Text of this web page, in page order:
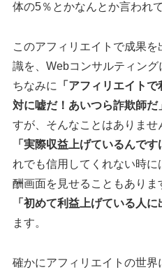
体の5％とかなんとか言われ
このアフィリエイトで成果
識を、Webコンサルティング
ちなみに
「アフィリエイト
対に嘘だ！あいつら詐欺師だ
すが、そんなことはありま
「実際収益上げているんです
れでも信用してくれない時
酬画面を見せることもあり
「初めて利益上げている人に
ます。
確かにアフィリエイトの世